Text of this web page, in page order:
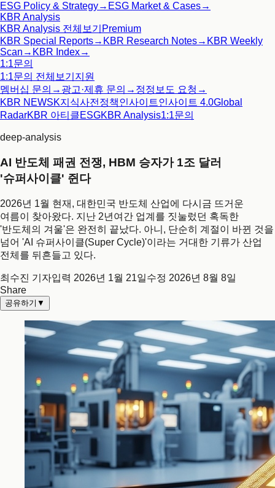
ESG Policy & Strategy→ ESG Market & Cases→
KBR Analysis
KBR Analysis 전체보기 Premium
KBR Special Reports→ KBR Research Notes→ KBR Weekly
Scan → KBR Index→
1:1문의
1:1문의 전체보기 지원
멤버십 문의 → 광고·제휴 문의 → 정정보도 요청 →
KBR NEWSK지식사전 정책인사이트인사이트 4.0Global
RadarKBR 아티클ESGKBR Analysis1:1문의
deep-analysis
AI 반도체 패권 전쟁, HBM 승자가 1조 달러
'슈퍼사이클' 쥔다
2026년 1월 현재, 대한민국 반도체 산업에 다시금 뜨거운
여름이 찾아왔다. 지난 2년여간 업계를 짓눌렀던 혹독한
'반도체의 겨울'은 완전히 끝났다. 아니, 단순히 계절이 바뀐 것을
넘어 'AI 슈퍼사이클(Super Cycle)'이라는 거대한 기류가 산업
전체를 뒤흔들고 있다.
최수진 기자입력 2026년 1월 21일수정 2026년 8월 8일
Share
공유하기 ▼